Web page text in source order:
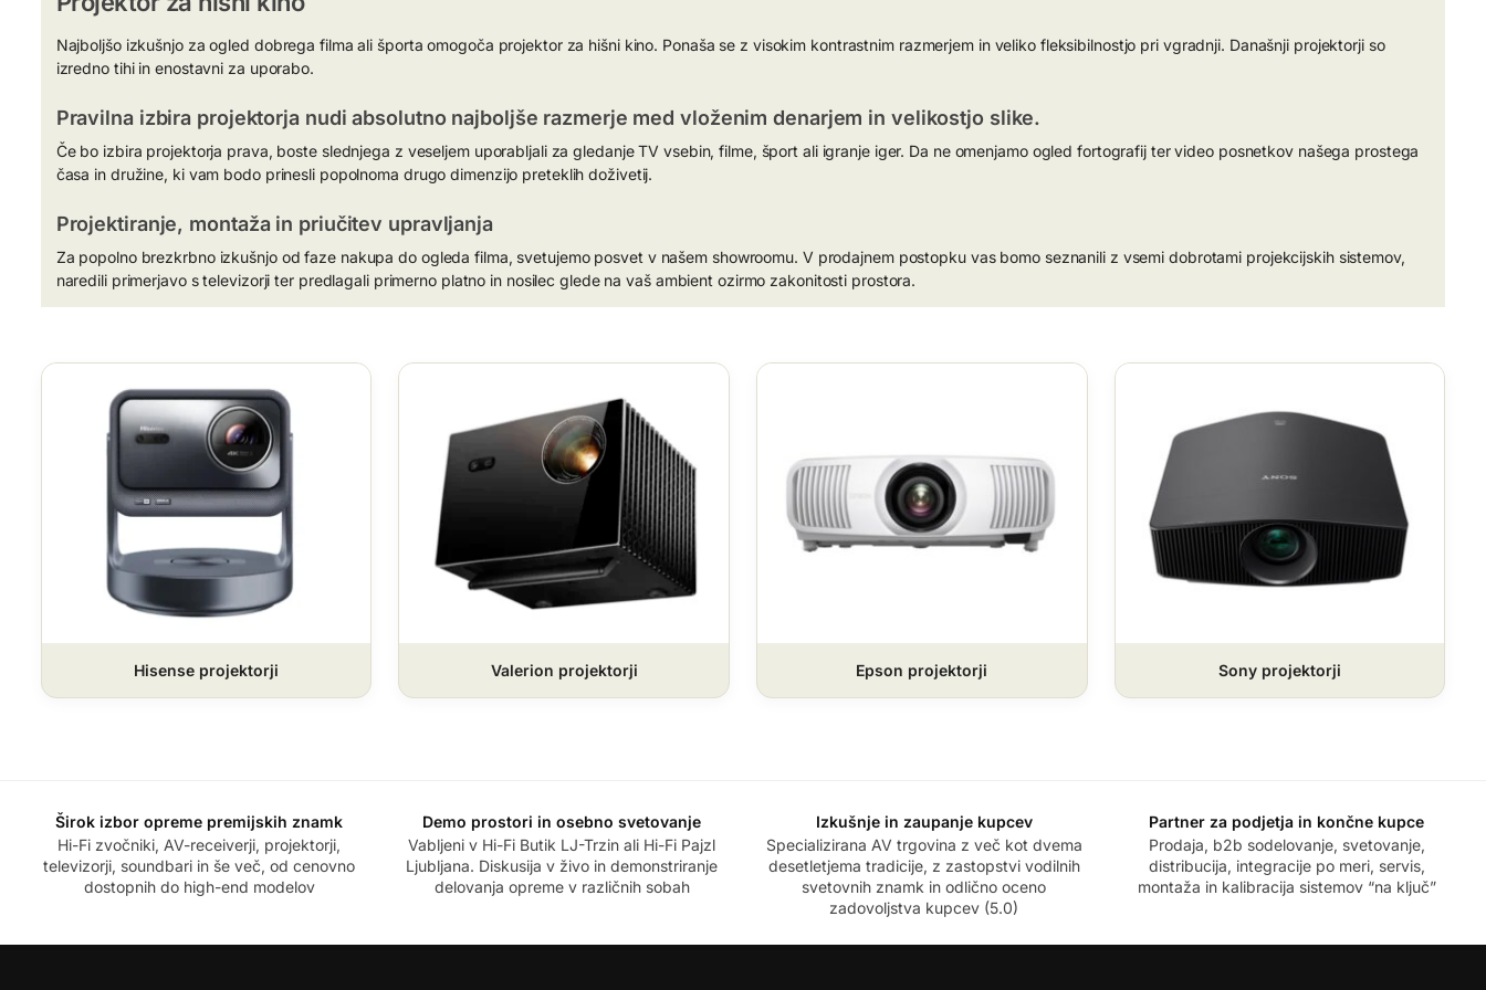
Najboljšo izkušnjo za ogled dobrega filma ali športa omogoča projektor za hišni kino. Ponaša se z visokim kontrastnim razmerjem in veliko fleksibilnostjo pri vgradnji. Današnji projektorji so
izredno tihi in enostavni za uporabo.
Pravilna izbira projektorja nudi absolutno najboljše razmerje med vloženim denarjem in velikostjo slike.
Če bo izbira projektorja prava, boste slednjega z veseljem uporabljali za gledanje TV vsebin, filme, šport ali igranje iger. Da ne omenjamo ogled fortografij ter video posnetkov našega prostega
časa in družine, ki vam bodo prinesli popolnoma drugo dimenzijo preteklih doživetij.
Projektiranje, montaža in priučitev upravljanja
Za popolno brezkrbno izkušnjo od faze nakupa do ogleda filma, svetujemo posvet v našem showroomu. V prodajnem postopku vas bomo seznanili z vsemi dobrotami projekcijskih sistemov,
naredili primerjavo s televizorji ter predlagali primerno platno in nosilec glede na vaš ambient ozirmo zakonitosti prostora.
Hisense projektorji Valerion projektorji Epson projektorji Sony projektorji
Širok izbor opreme premijskih znamk
Hi-Fi zvočniki, AV-receiverji, projektorji,
televizorji, soundbari in še več, od cenovno
dostopnih do high-end modelov
Demo prostori in osebno svetovanje
Vabljeni v Hi-Fi Butik LJ-Trzin ali Hi-Fi Pajzl
Ljubljana. Diskusija v živo in demonstriranje
delovanja opreme v različnih sobah
Izkušnje in zaupanje kupcev
Specializirana AV trgovina z več kot dvema
desetletjema tradicije, z zastopstvi vodilnih
svetovnih znamk in odlično oceno
zadovoljstva kupcev (5.0)
Partner za podjetja in končne kupce
Prodaja, b2b sodelovanje, svetovanje,
distribucija, integracije po meri, servis,
montaža in kalibracija sistemov “na ključ”